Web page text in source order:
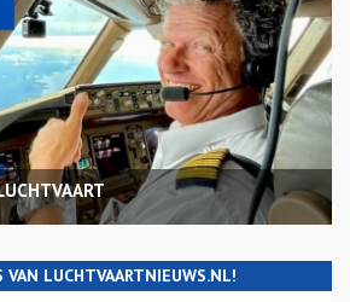
VAN LUCHTVAARTNIEUWS.NL!